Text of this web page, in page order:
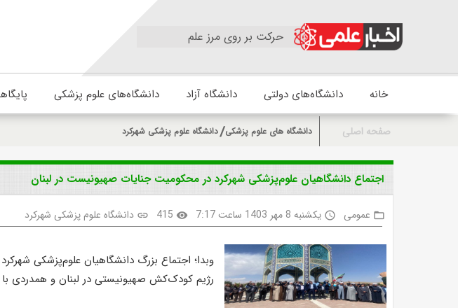
حرکت بر روی مرز علم
خانه دانشگاه‌های دولتی دانشگاه آزاد دانشگاه‌های علوم پزشکی
صفحه اصلی دانشگاه های علوم پزشکی دانشگاه علوم پزشکی شهرکرد
اجتماع دانشگاهیان علوم‌پزشکی شهرکرد در محکومیت جنایات صهیونیست در لبنان
folder_open عمومی access_time یکشنبه 8 مهر 1403 ساعت 7:17 visibility
415
link دانشگاه علوم پزشکی شهرکرد
وبدا؛ اجتماع بزرگ دانشگاهیان علوم‌پزشکی
رژیم کودک‌کش صهیونیستی در لبنان و همدردی با